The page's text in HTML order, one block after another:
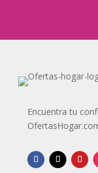
Encuentra tu